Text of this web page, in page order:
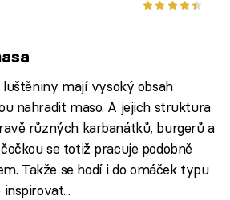
mají vysoký obsah
nahradit maso. A jejich struktura
různých karbanátků, burgerů a
se totiž pracuje podobně
Takže se hodí i do omáček typu